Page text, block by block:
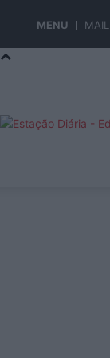
MENU MAIL